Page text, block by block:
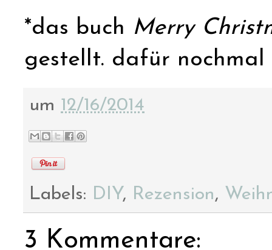
*das buch Merry
gestellt. dafür nochmal
um 12/16/2014
Labels: DIY, Rezension,
3 Kommentare: